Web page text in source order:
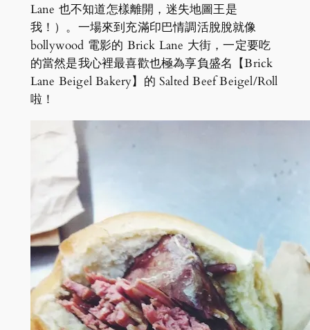
Lane 也不知道怎樣離開，迷失地圖王是
我！）。一場來到充滿印巴情調活脫脫就像
bollywood 電影的 Brick Lane 大街，一定要吃
的當然是我心裡最喜歡也極為享負盛名【Brick
Lane Beigel Bakery】的 Salted Beef Beigel/Roll
啦！